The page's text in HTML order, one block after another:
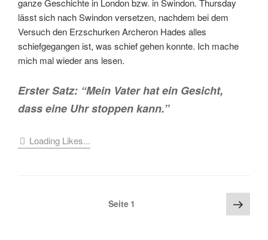
ganze Geschichte in London bzw. in Swindon. Thursday
lässt sich nach Swindon versetzen, nachdem bei dem
Versuch den Erzschurken Archeron Hades alles
schiefgegangen ist, was schief gehen konnte. Ich mache
mich mal wieder ans lesen.
Erster Satz: “Mein Vater hat ein Gesicht,
dass eine Uhr stoppen kann.”
Loading Likes...
Seitennummerierung
Seite 1
Seite